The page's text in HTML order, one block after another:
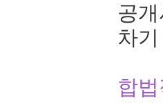
공
차
합